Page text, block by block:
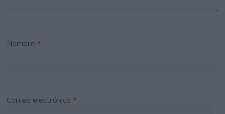
Nombre *
Correo electrónico *